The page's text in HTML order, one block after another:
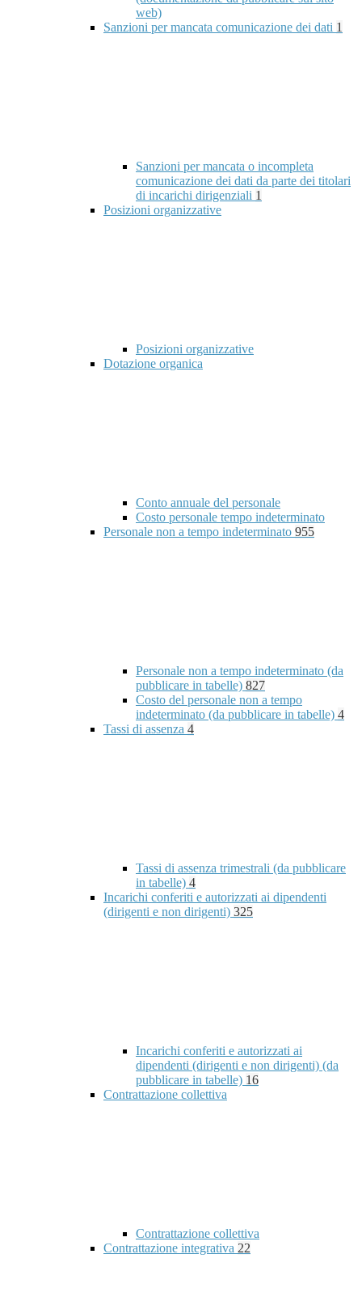
web)
Sanzioni per mancata comunicazione dei dati 1
Sanzioni per mancata o incompleta
comunicazione dei dati da parte dei titolari
di incarichi dirigenziali 1
Posizioni organizzative
Posizioni organizzative
Dotazione organica
Conto annuale del personale
Costo personale tempo indeterminato
Personale non a tempo indeterminato 955
Personale non a tempo indeterminato (da
pubblicare in tabelle) 827
Costo del personale non a tempo
indeterminato (da pubblicare in tabelle) 4
Tassi di assenza 4
Tassi di assenza trimestrali (da pubblicare
in tabelle) 4
Incarichi conferiti e autorizzati ai dipendenti
(dirigenti e non dirigenti) 325
Incarichi conferiti e autorizzati ai
dipendenti (dirigenti e non dirigenti) (da
pubblicare in tabelle) 16
Contrattazione collettiva
Contrattazione collettiva
Contrattazione integrativa 22